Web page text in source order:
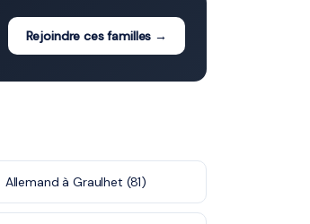
Rejoindre ces familles →
Allemand à Graulhet (81)